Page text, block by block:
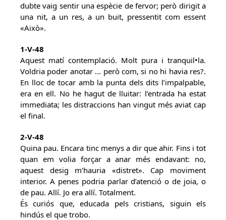
dubte vaig sentir una espècie de fervor; però dirigit a
una nit, a un res, a un buit, pressentit com essent
«Això».
1-V-48
Aquest matí contemplació. Molt pura i tranquil•la.
Voldria poder anotar … però com, si no hi havia res?.
En lloc de tocar amb la punta dels dits l’impalpable,
era en ell. No he hagut de lluitar: l’entrada ha estat
immediata; les distraccions han vingut més aviat cap
el final.
2-V-48
Quina pau. Encara tinc menys a dir que ahir. Fins i tot
quan em volia forçar a anar més endavant: no,
aquest desig m’hauria «distret». Cap moviment
interior. A penes podria parlar d’atenció o de joia, o
de pau. Allí. Jo era allí. Totalment.
És curiós que, educada pels cristians, siguin els
hindús el que trobo.